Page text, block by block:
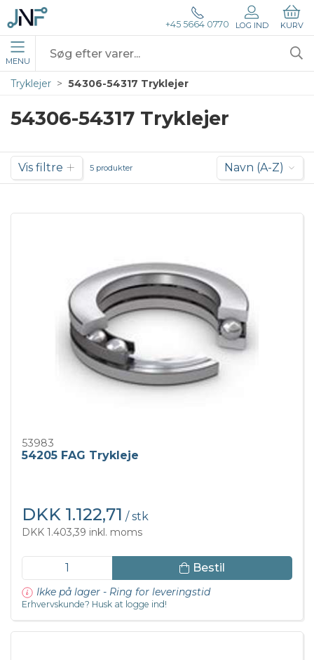
+45 5664 0770 LOG IND KURV
MENU
Tryklejer 54306-54317 Tryklejer
54306-54317 Tryklejer
Vis filtre 5 produkter Navn (A-Z)
53983
54205 FAG Trykleje
DKK 1.122,71 / stk
DKK 1.403,39 inkl. moms
Bestil
Ikke på lager - Ring for leveringstid
Erhvervskunde? Husk at logge ind!